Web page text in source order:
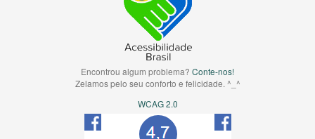
Encontrou algum problema? Conte-nos!
Zelamos pelo seu conforto e felicidade. ^_^
WCAG 2.0